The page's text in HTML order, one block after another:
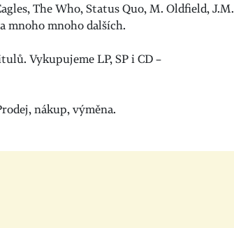
The Who, Status Quo, M. Oldfield, J.M.
mnoho mnoho dalších.
Vykupujeme LP, SP i CD –
nákup, výměna.